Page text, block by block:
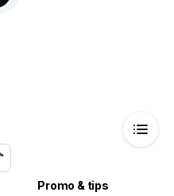
Promo & tips